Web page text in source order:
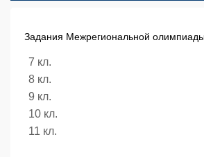
Задания Межрегиональной
7 кл.
8 кл.
9 кл.
10 кл.
11 кл.